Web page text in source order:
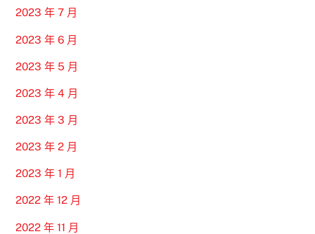
2023 年 7 月
2023 年 6 月
2023 年 5 月
2023 年 4 月
2023 年 3 月
2023 年 2 月
2023 年 1 月
2022 年 12 月
2022 年 11 月